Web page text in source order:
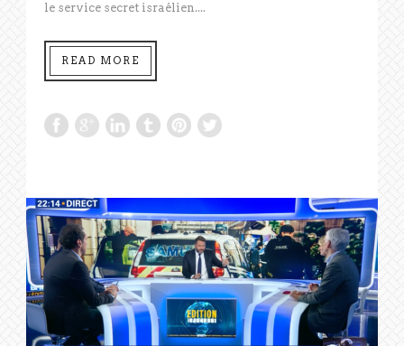
le service secret israélien....
READ MORE